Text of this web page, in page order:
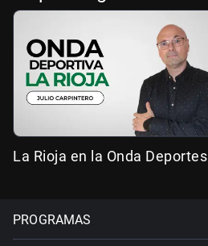
La Rioja en la Onda Deportes
PROGRAMAS